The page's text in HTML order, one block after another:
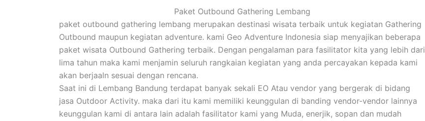
Paket Outbound Gathering Lembang
paket outbound gathering lembang merupakan destinasi wisata terbaik untuk kegiatan Gathering
Outbound maupun kegiatan adventure. kami Geo Adventure Indonesia siap menyajikan beberapa
paket wisata Outbound Gathering terbaik. Dengan pengalaman para fasilitator kita yang lebih dari
lima tahun maka kami menjamin seluruh rangkaian kegiatan yang anda percayakan kepada kami
akan berjaaln sesuai dengan rencana.
Saat ini di Lembang Bandung terdapat banyak sekali EO Atau vendor yang bergerak di bidang
jasa Outdoor Activity. maka dari itu kami memiliki keunggulan di banding vendor-vendor lainnya
keunggulan kami di antara lain adalah fasilitator kami yang Muda, enerjik, sopan dan mudah